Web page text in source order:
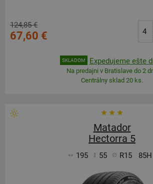
124,85 €
67,60 €
SKLADOM Expedujeme ešte
Na predajni v Bratislave do 2
Centrálny sklad 20 ks.
Matador
Hectorra 5
195 55 R15 85H